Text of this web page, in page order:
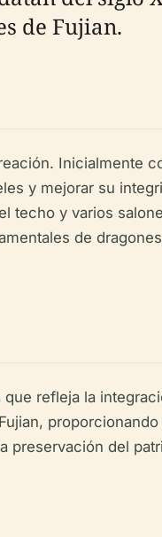
de Fujian.
Inicialmente
y mejorar su
techo y varios
de
refleja la
del